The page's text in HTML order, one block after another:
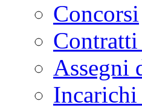
Concorsi
Assegni